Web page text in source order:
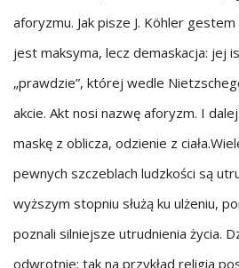
aforyzmu. Jak pisze J. Köhler
jest maksyma, lecz demaskacja: jej
„prawdzie”, której wedle
akcie. Akt nosi nazwę aforyzm. I
maskę z oblicza, odzienie z
pewnych szczeblach ludzkości są
wyższym stopniu służą ku ulżeniu,
poznali silniejsze utrudnienia życia.
odwrotnie: tak na przykład religia